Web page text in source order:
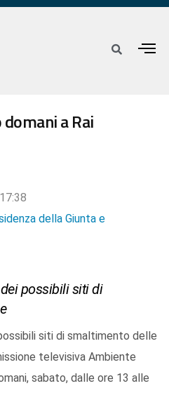
a Rai
17:38
della Giunta e
possibili siti di
siti di smaltimento delle
televisiva Ambiente
sabato, dalle ore 13 alle